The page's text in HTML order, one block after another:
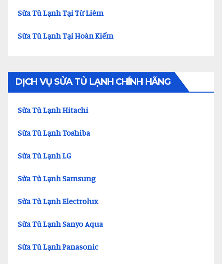
Sửa Tủ Lạnh Tại Từ Liêm
Sửa Tủ Lạnh Tại Hoàn Kiếm
DỊCH VỤ SỬA TỦ LẠNH CHÍNH HÃNG
Sửa Tủ Lạnh Hitachi
Sửa Tủ Lạnh Toshiba
Sửa Tủ Lạnh LG
Sửa Tủ Lạnh Samsung
Sửa Tủ Lạnh Electrolux
Sửa Tủ Lạnh Sanyo Aqua
Sửa Tủ Lạnh Panasonic